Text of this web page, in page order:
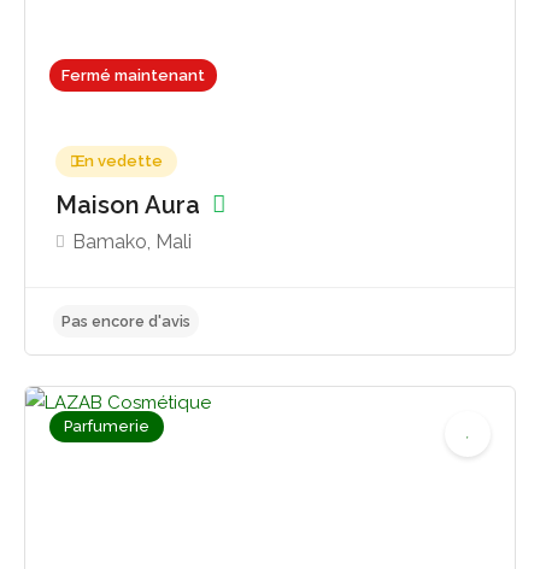
Fermé maintenant
En vedette
Maison Aura
Bamako, Mali
Parfumerie